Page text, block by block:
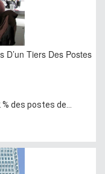
D’un Tiers Des Postes
des postes de...